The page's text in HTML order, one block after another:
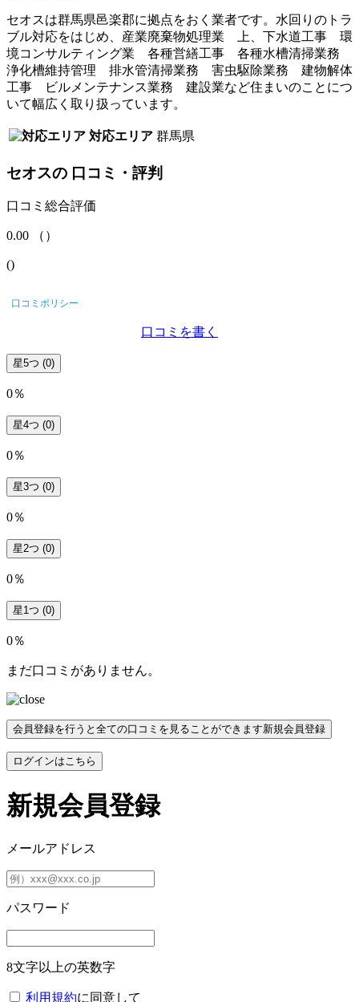
セオスは群馬県邑楽郡に拠点をおく業者です。水回りのトラ
ブル対応をはじめ、産業廃棄物処理業 上、下水道工事 環
境コンサルティング業 各種営繕工事 各種水槽清掃業務
浄化槽維持管理 排水管清掃業務 害虫駆除業務 建物解体
工事 ビルメンテナンス業務 建設業など住まいのことにつ
いて幅広く取り扱っています。
対応エリア 群馬県
セオスの 口コミ・評判
口コミ総合評価
0.00 （ ）
()
口コミポリシー
口コミを書く
星5つ (0)
0％
星4つ (0)
0％
星3つ (0)
0％
星2つ (0)
0％
星1つ (0)
0％
まだ口コミがありません。
会員登録を行うと全ての口コミを見ることができます新規会員登録
ログインはこちら
新規会員登録
メールアドレス
パスワード
8文字以上の英数字
利用規約に同意して